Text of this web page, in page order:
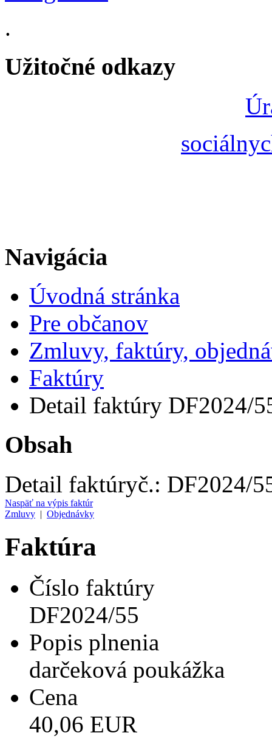
.
Užitočné odkazy
Navigácia
Úvodná stránka
Pre občanov
Zmluvy, faktúry,
Faktúry
Detail faktúry DF2024/
Obsah
Detail faktúryč.: DF2024/
Naspäť na výpis faktúr
Zmluvy | Objednávky
Faktúra
Číslo faktúry
DF2024/55
Popis plnenia
darčeková poukážka
Cena
40,06 EUR